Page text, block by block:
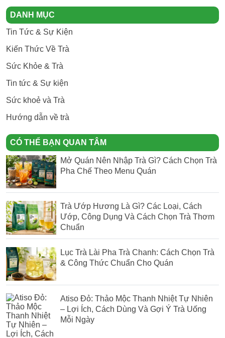
DANH MỤC
Tin Tức & Sự Kiện
Kiến Thức Về Trà
Sức Khỏe & Trà
Tin tức & Sự kiện
Sức khoẻ và Trà
Hướng dẫn về trà
CÓ THỂ BẠN QUAN TÂM
Mở Quán Nên Nhập Trà Gì? Cách Chọn Trà
Pha Chế Theo Menu Quán
Trà Ướp Hương Là Gì? Các Loại, Cách
Ướp, Công Dụng Và Cách Chọn Trà Thơm
Chuẩn
Lục Trà Lài Pha Trà Chanh: Cách Chọn Trà
& Công Thức Chuẩn Cho Quán
Atiso Đỏ: Thảo Mộc Thanh Nhiệt Tự Nhiên
– Lợi Ích, Cách Dùng Và Gợi Ý Trà Uống
Mỗi Ngày